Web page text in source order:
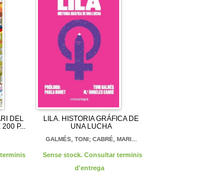
DEL
P...
LILA. HISTORIA GRÁFICA DE
UNA LUCHA
GALMÉS, TONI; CABRÉ, MARI...
Sense stock. Consultar terminis
d'entrega